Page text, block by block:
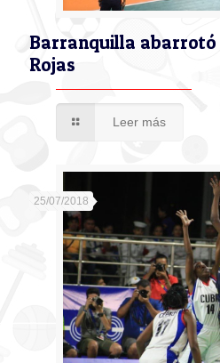
Barranquilla abarrotó
Rojas
Leer más
25/07/2018